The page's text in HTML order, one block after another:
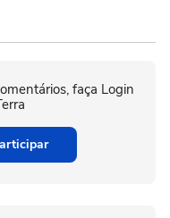
faça Login